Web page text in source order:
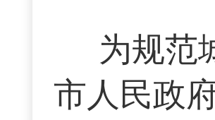
为规范
市人民政